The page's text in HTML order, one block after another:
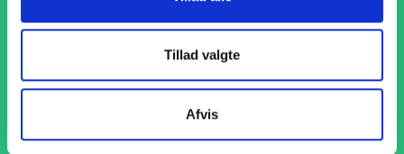
Tillad valgte
Afvis
1-4 dages levering
Med hurtig levering på kun 1-4 dage sikrer vi, at dine
præcist og til tiden, så du kan holde dit produktionsflow